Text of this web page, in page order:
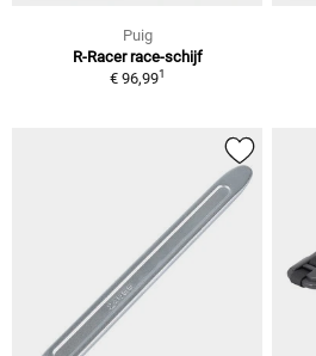
Puig
R-Racer race-schijf
€ 96,991